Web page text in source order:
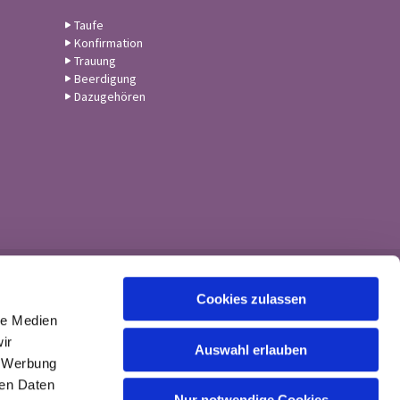
Medien
Daten
Cookies zulassen
Auswahl erlauben
Taufe
Konfirmation
Trauung
Beerdigung
Dazugehören